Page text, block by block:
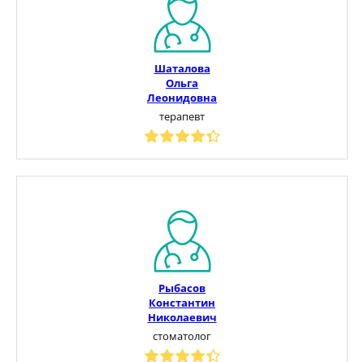
Шаталова
Ольга
Леонидовна
терапевт
Рыбасов
Константин
Николаевич
стоматолог